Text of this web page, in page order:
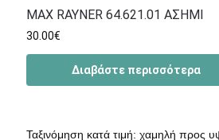
MAX RAYNER 64.621.01 ΑΣΗΜΙ
30.00€
Διαβάστε περισσότερα